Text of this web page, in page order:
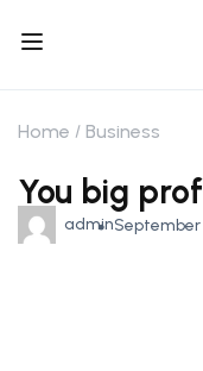
Home Business
You big
adminSeptember